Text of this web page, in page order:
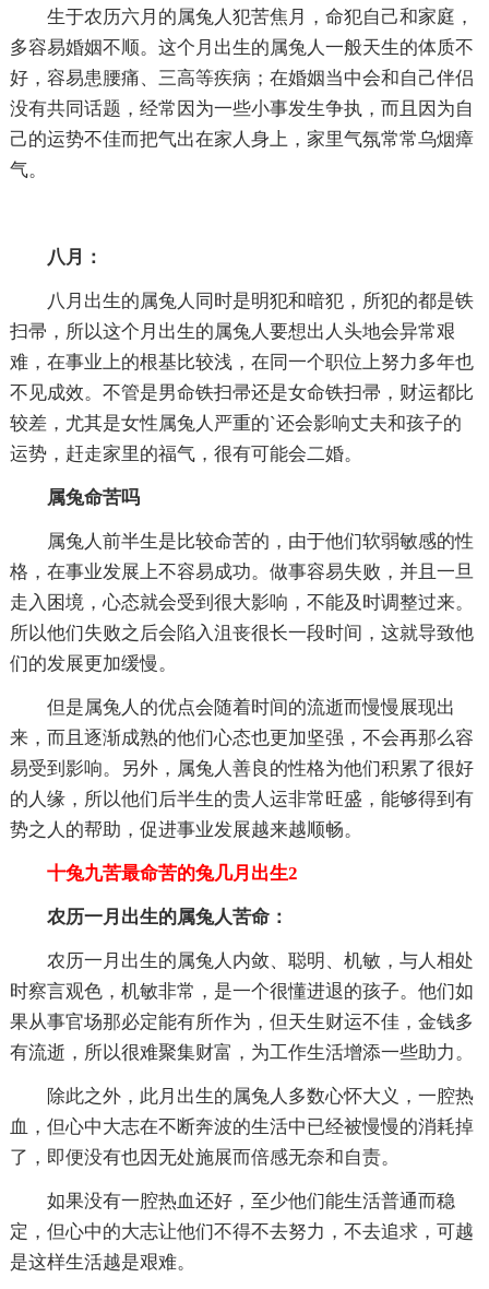
生于农历六月的属兔人犯苦焦月，命犯自己和家庭，
多容易婚姻不顺。这个月出生的属兔人一般天生的体质不
好，容易患腰痛、三高等疾病；在婚姻当中会和自己伴侣
没有共同话题，经常因为一些小事发生争执，而且因为自
己的运势不佳而把气出在家人身上，家里气氛常常乌烟瘴
气。
八月：
八月出生的属兔人同时是明犯和暗犯，所犯的都是铁
扫帚，所以这个月出生的属兔人要想出人头地会异常艰
难，在事业上的根基比较浅，在同一个职位上努力多年也
不见成效。不管是男命铁扫帚还是女命铁扫帚，财运都比
较差，尤其是女性属兔人严重的`还会影响丈夫和孩子的
运势，赶走家里的福气，很有可能会二婚。
属兔命苦吗
属兔人前半生是比较命苦的，由于他们软弱敏感的性
格，在事业发展上不容易成功。做事容易失败，并且一旦
走入困境，心态就会受到很大影响，不能及时调整过来。
所以他们失败之后会陷入沮丧很长一段时间，这就导致他
们的发展更加缓慢。
但是属兔人的优点会随着时间的流逝而慢慢展现出
来，而且逐渐成熟的他们心态也更加坚强，不会再那么容
易受到影响。另外，属兔人善良的性格为他们积累了很好
的人缘，所以他们后半生的贵人运非常旺盛，能够得到有
势之人的帮助，促进事业发展越来越顺畅。
十兔九苦最命苦的兔几月出生2
农历一月出生的属兔人苦命：
农历一月出生的属兔人内敛、聪明、机敏，与人相处
时察言观色，机敏非常，是一个很懂进退的孩子。他们如
果从事官场那必定能有所作为，但天生财运不佳，金钱多
有流逝，所以很难聚集财富，为工作生活增添一些助力。
除此之外，此月出生的属兔人多数心怀大义，一腔热
血，但心中大志在不断奔波的生活中已经被慢慢的消耗掉
了，即便没有也因无处施展而倍感无奈和自责。
如果没有一腔热血还好，至少他们能生活普通而稳
定，但心中的大志让他们不得不去努力，不去追求，可越
是这样生活越是艰难。